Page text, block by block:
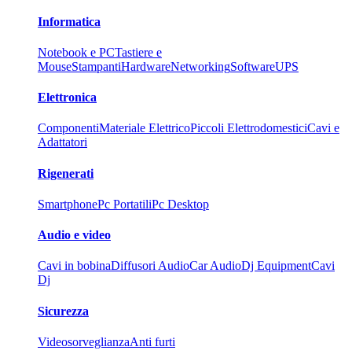
Informatica
Notebook e PCTastiere e
MouseStampantiHardwareNetworkingSoftwareUPS
Elettronica
ComponentiMateriale ElettricoPiccoli ElettrodomesticiCavi e
Adattatori
Rigenerati
SmartphonePc PortatiliPc Desktop
Audio e video
Cavi in bobinaDiffusori AudioCar AudioDj EquipmentCavi
Dj
Sicurezza
VideosorveglianzaAnti furti